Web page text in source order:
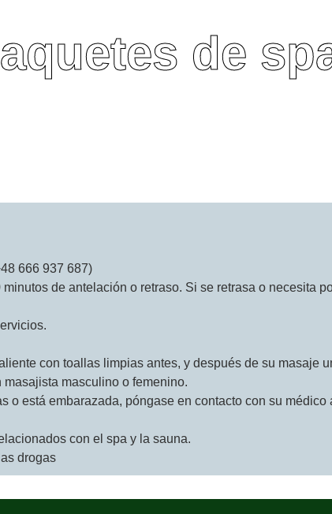
de
666 937 687)
de antelación o retraso. Si se retrasa o necesita
con toallas limpias antes, y después de su masaje
masculino o femenino.
o está embarazada, póngase en contacto con su
con el spa y la sauna.
drogas